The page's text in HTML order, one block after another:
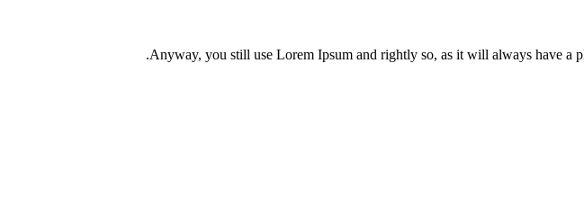
Anyway, you still use Lorem Ipsum and rightly so, as it will always have a